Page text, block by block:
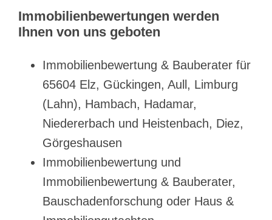
Immobilienbewertungen werden
Ihnen von uns geboten
Immobilienbewertung & Bauberater für
65604 Elz, Gückingen, Aull, Limburg
(Lahn), Hambach, Hadamar,
Niedererbach und Heistenbach, Diez,
Görgeshausen
Immobilienbewertung und
Immobilienbewertung & Bauberater,
Bauschadenforschung oder Haus &